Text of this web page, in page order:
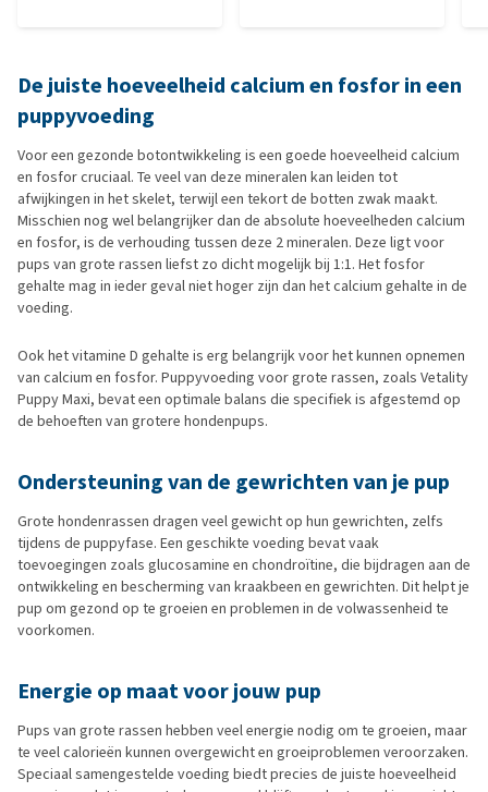
De juiste hoeveelheid calcium en fosfor in een
puppyvoeding
Voor een gezonde botontwikkeling is een goede hoeveelheid calcium
en fosfor cruciaal. Te veel van deze mineralen kan leiden tot
afwijkingen in het skelet, terwijl een tekort de botten zwak maakt.
Misschien nog wel belangrijker dan de absolute hoeveelheden calcium
en fosfor, is de verhouding tussen deze 2 mineralen. Deze ligt voor
pups van grote rassen liefst zo dicht mogelijk bij 1:1. Het fosfor
gehalte mag in ieder geval niet hoger zijn dan het calcium gehalte in de
voeding.
Ook het vitamine D gehalte is erg belangrijk voor het kunnen opnemen
van calcium en fosfor. Puppyvoeding voor grote rassen, zoals Vetality
Puppy Maxi, bevat een optimale balans die specifiek is afgestemd op
de behoeften van grotere hondenpups.
Ondersteuning van de gewrichten van je pup
Grote hondenrassen dragen veel gewicht op hun gewrichten, zelfs
tijdens de puppyfase. Een geschikte voeding bevat vaak
toevoegingen zoals glucosamine en chondroïtine, die bijdragen aan de
ontwikkeling en bescherming van kraakbeen en gewrichten. Dit helpt je
pup om gezond op te groeien en problemen in de volwassenheid te
voorkomen.
Energie op maat voor jouw pup
Pups van grote rassen hebben veel energie nodig om te groeien, maar
te veel calorieën kunnen overgewicht en groeiproblemen veroorzaken.
Speciaal samengestelde voeding biedt precies de juiste hoeveelheid